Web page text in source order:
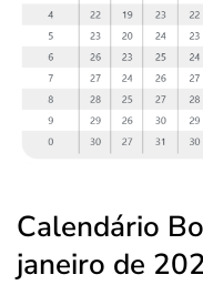
Calendário
janeiro de